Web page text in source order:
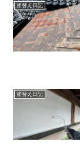
塗替え日記
塗替え日記